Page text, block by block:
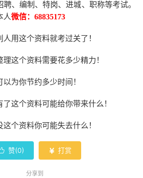
、编制、特岗、进城、职称等考试。
人微信： 68835173
用这个资料就考过关了！
这个资料需要花多少精力 ！
为你节约多少时间！
这个资料可能给你带来什么！
个资料你可能失去什么 ！
赞(0)  打赏
分享到